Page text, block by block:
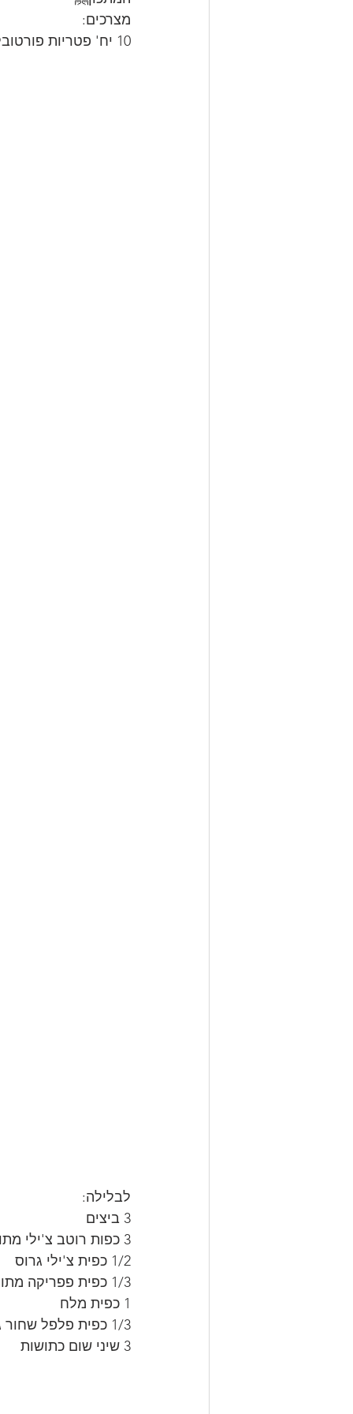
מצרכים:
10 יח' פטריות פורטובלו מקולפות ללא הרגליים
לבלילה:
3 ביצים
3 כפות רוטב צ'ילי מתוק
1/2 כפית צ'ילי גרוס
1/3 כפית פפריקה מתוקה בשמן
1 כפית מלח
1/3 כפית פלפל שחור גרוס
3 שיני שום כתושות